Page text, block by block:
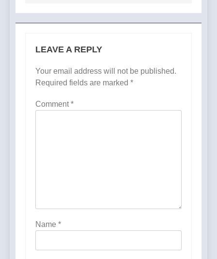
LEAVE A REPLY
Your email address will not be published.
Required fields are marked *
Comment*
Name *